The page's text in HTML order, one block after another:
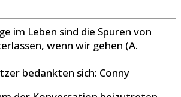
im Leben sind die Spuren von
wenn wir gehen (A.
bedankten sich: Conny